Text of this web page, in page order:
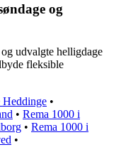
og
udvalgte helligdage
fleksible
Heddinge •
• Rema 1000 i
• Rema 1000 i
•